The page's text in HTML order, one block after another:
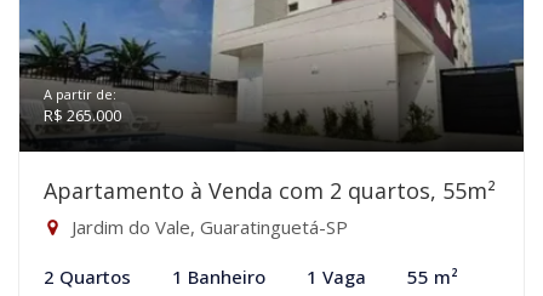
A partir de:
R$ 265.000
Apartamento à Venda com 2 quartos, 55m²
Jardim do Vale, Guaratinguetá-SP
2 Quartos 1 Banheiro 1 Vaga 55 m²